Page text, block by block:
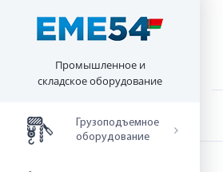
Промышленное и
складское оборудование
Грузоподъемное
оборудование